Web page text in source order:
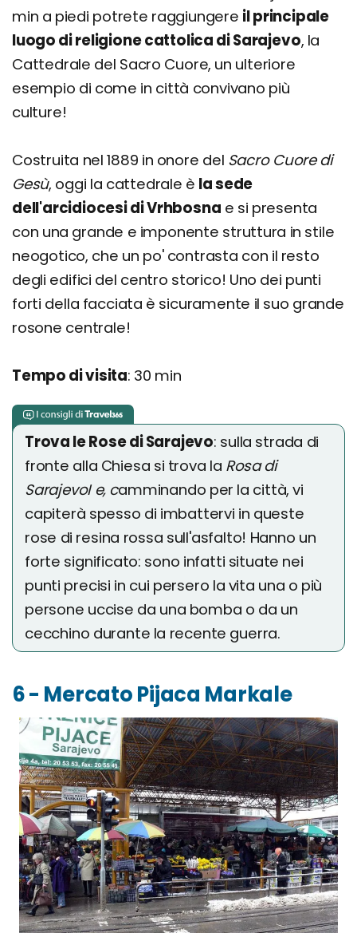
min a piedi potrete raggiungere il principale
luogo di religione cattolica di Sarajevo, la
Cattedrale del Sacro Cuore, un ulteriore
esempio di come in città convivano più
culture!
Costruita nel 1889 in onore del Sacro Cuore di
Gesù, oggi la cattedrale è la sede
dell'arcidiocesi di Vrhbosna e si presenta
con una grande e imponente struttura in stile
neogotico, che un po' contrasta con il resto
degli edifici del centro storico! Uno dei punti
forti della facciata è sicuramente il suo grande
rosone centrale!
Tempo di visita: 30 min
Trova le Rose di Sarajevo: sulla strada di
fronte alla Chiesa si trova la Rosa di
SarajevoI e, camminando per la città, vi
capiterà spesso di imbattervi in queste
rose di resina rossa sull'asfalto! Hanno un
forte significato: sono infatti situate nei
punti precisi in cui persero la vita una o più
persone uccise da una bomba o da un
cecchino durante la recente guerra.
6 - Mercato Pijaca Markale